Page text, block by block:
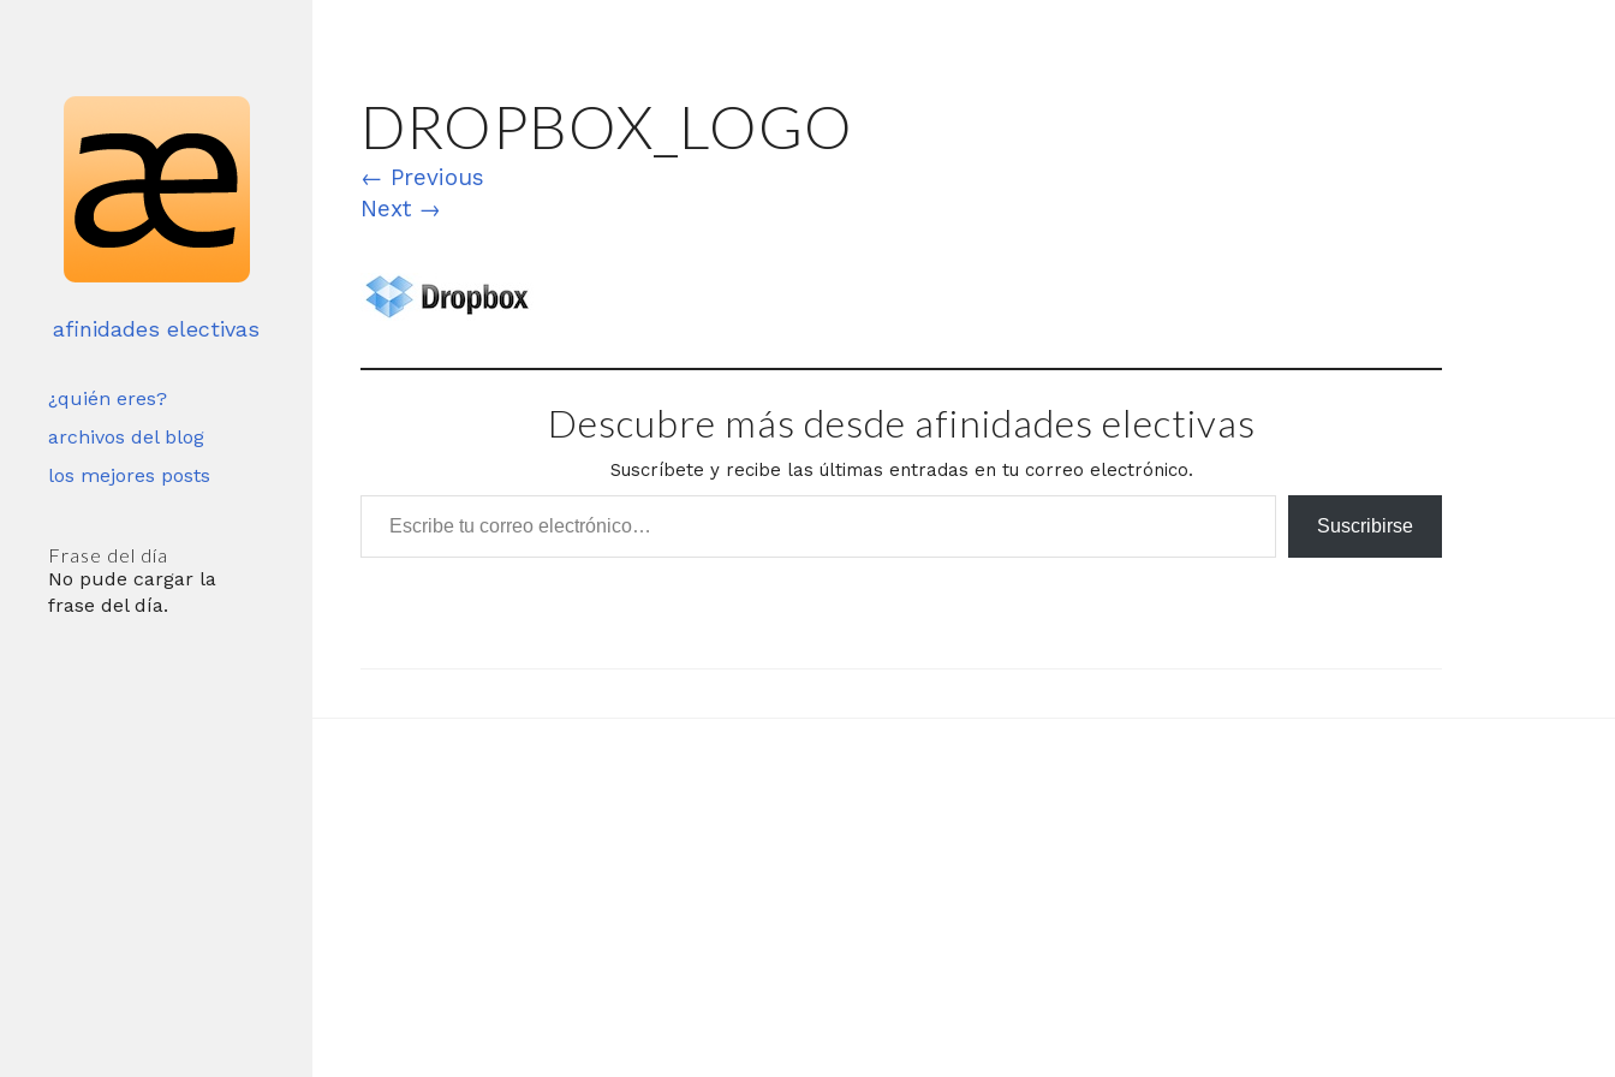
afinidades electivas
¿quién eres?
archivos del blog
los mejores posts
Frase del día
No pude cargar la
frase del día.
DROPBOX_LOGO
← Previous
Next →
Descubre más desde afinidades electivas
Suscríbete y recibe las últimas entradas en tu correo electrónico.
Escribe tu correo electrónico…
Suscribirse